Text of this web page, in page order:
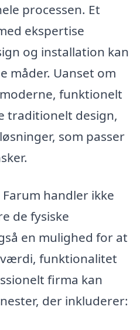
processen. Et
ekspertise
og installation kan
måder. Uanset om
funktionelt
traditionelt design,
som passer
handler ikke
de fysiske
en mulighed for at
funktionalitet
firma kan
der inkluderer: